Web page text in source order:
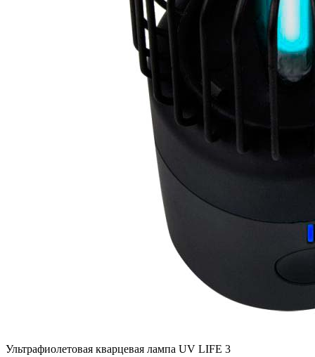
Ультрафиолетовая кварцевая лампа UV LIFE 3